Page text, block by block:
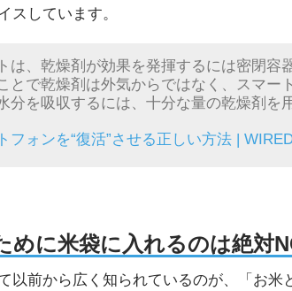
スしています。
は、乾燥剤が効果を発揮するには密閉容
とで乾燥剤は外気からではなく、スマー
分を吸収するには、十分な量の乾燥剤を
フォンを“復活”させる正しい方法 |
めに米袋に入れるのは絶対
以前から広く知られているのが、「お米